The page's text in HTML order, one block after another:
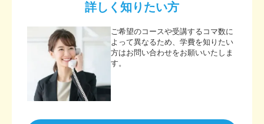
詳しく知りたい方
ご希望のコースや受講するコマ数に
よって異なるため、学費を知りたい
方はお問い合わせをお願いいたしま
す。